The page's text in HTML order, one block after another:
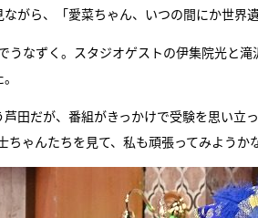
がら、「愛菜ちゃん、いつの間にか世界
なずく。スタジオゲストの伊集院光と
田だが、番組がきっかけで受験を思い立
ゃんたちを見て、私も頑張ってみようか